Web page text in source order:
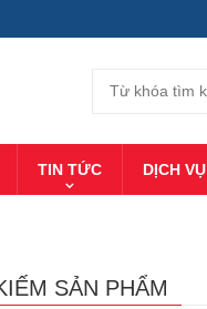
TIN TỨC DỊCH VỤ
SẢN PHẨM